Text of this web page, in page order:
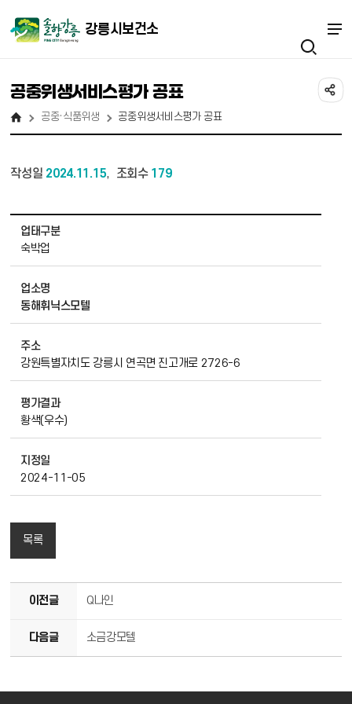
강릉시보건소
공중위생서비스평가 공표
공중·식품위생 공중위생서비스평가 공표
작성일 2024.11.15, 조회수 179
업태구분
숙박업
업소명
동해휘닉스모텔
주소
강원특별자치도 강릉시 연곡면 진고개로 2726-6
평가결과
황색(우수)
지정일
2024-11-05
목록
이전글 Q나인
다음글 소금강모텔